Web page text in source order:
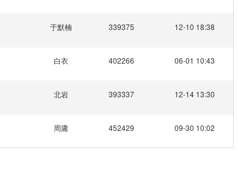
于默楠 339375 12-10 18:38
白衣 402266 06-01 10:43
北岩 393337 12-14 13:30
周庸 452429 09-30 10:02